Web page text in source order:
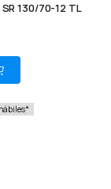
130/70-12 TL